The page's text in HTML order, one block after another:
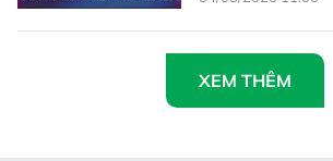
XEM THÊM